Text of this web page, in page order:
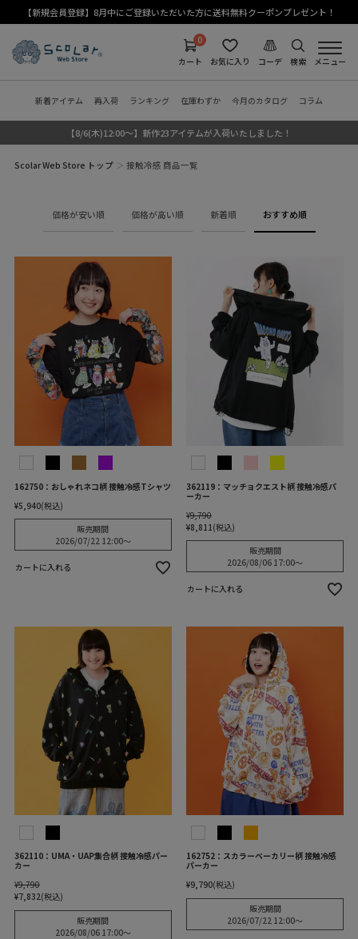
【新規会員登録】8月中にご登録いただいた方に送料無料クーポンプレゼント！
検索
コーデ
お気に入り
0
カート
メニュー
新着アイテム 再入荷 ランキング 在庫わずか 今月のカタログ コラム
【8/6(木)12:00～】新作23アイテムが入荷いたしました！
Scolar Web Store トップ 接触冷感 商品一覧
価格が安い順 価格が高い順 新着順 おすすめ順
162750：おしゃれネコ柄 接触冷感Tシャツ
¥5,940 税込
販売期間
2026/07/22 12:00〜
カートに入れる
362119：マッチョクエスト柄 接触冷感パ
ーカー
¥9,790
¥8,811 税込
販売期間
2026/08/06 17:00〜
カートに入れる
362110：UMA・UAP集合柄 接触冷感パー
カー
¥9,790
¥7,832 税込
販売期間
2026/08/06 17:00〜
162752：スカラーベーカリー柄 接触冷感
パーカー
¥9,790 税込
販売期間
2026/07/22 12:00〜